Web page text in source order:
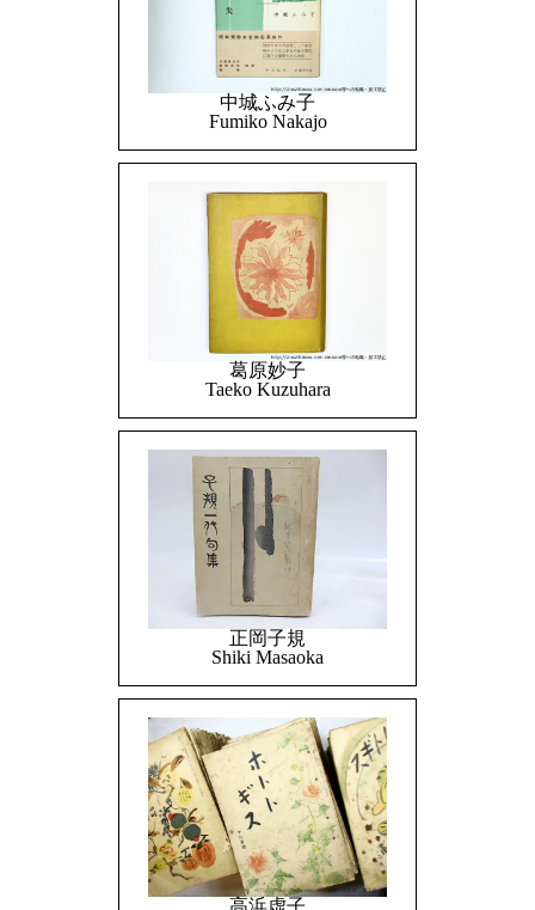
中城ふみ子
Fumiko Nakajo
葛原妙子
Taeko Kuzuhara
正岡子規
Shiki Masaoka
高浜虚子